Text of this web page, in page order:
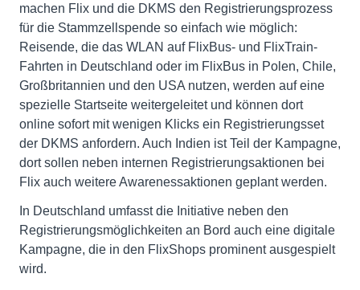
machen Flix und die DKMS den Registrierungsprozess
für die Stammzellspende so einfach wie möglich:
Reisende, die das WLAN auf FlixBus- und FlixTrain-
Fahrten in Deutschland oder im FlixBus in Polen, Chile,
Großbritannien und den USA nutzen, werden auf eine
spezielle Startseite weitergeleitet und können dort
online sofort mit wenigen Klicks ein Registrierungsset
der DKMS anfordern. Auch Indien ist Teil der Kampagne,
dort sollen neben internen Registrierungsaktionen bei
Flix auch weitere Awarenessaktionen geplant werden.
In Deutschland umfasst die Initiative neben den
Registrierungsmöglichkeiten an Bord auch eine digitale
Kampagne, die in den FlixShops prominent ausgespielt
wird.